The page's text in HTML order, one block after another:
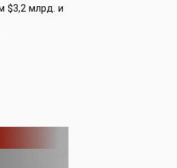
$3,2 млрд. и